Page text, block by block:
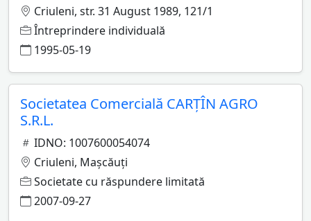
Criuleni, str. 31 August 1989, 121/1
Întreprindere individuală
1995-05-19
Societatea Comercială CARŢÎN AGRO
S.R.L.
IDNO: 1007600054074
Criuleni, Maşcăuţi
Societate cu răspundere limitată
2007-09-27